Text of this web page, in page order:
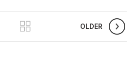
OLDER